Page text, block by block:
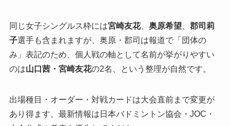
同じ女子シングルス枠には宮崎友花、 奥原希望、 郡司莉
子選手も含まれますが、奥原・郡司は報道で「団体の
み」表記のため、個人戦の軸として名前が挙がりやすい
のは山口茜・宮崎友花の2名、という整理が自然です。
出場種目・オーダー・対戦カードは大会直前まで変更が
あり得ます。最新情報は日本バドミントン協会・JOC・